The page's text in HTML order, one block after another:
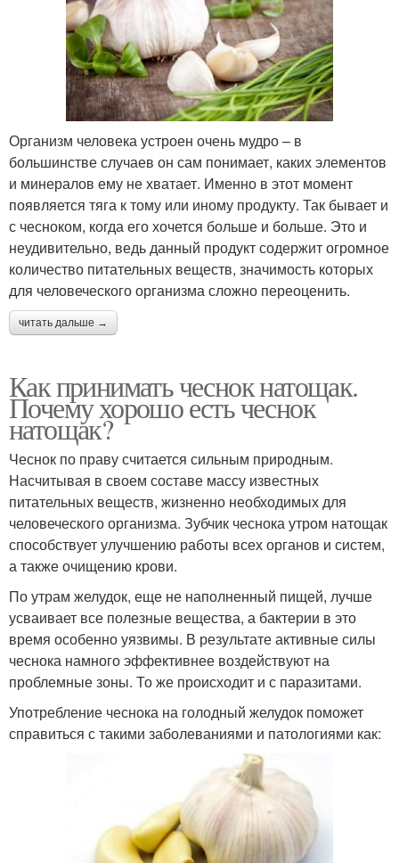
Организм человека устроен очень мудро – в
большинстве случаев он сам понимает, каких элементов
и минералов ему не хватает. Именно в этот момент
появляется тяга к тому или иному продукту. Так бывает и
с чесноком, когда его хочется больше и больше. Это и
неудивительно, ведь данный продукт содержит огромное
количество питательных веществ, значимость которых
для человеческого организма сложно переоценить.
читать дальше →
Как принимать чеснок натощак.
Почему хорошо есть чеснок
натощак?
Чеснок по праву считается сильным природным.
Насчитывая в своем составе массу известных
питательных веществ, жизненно необходимых для
человеческого организма. Зубчик чеснока утром натощак
способствует улучшению работы всех органов и систем,
а также очищению крови.
По утрам желудок, еще не наполненный пищей, лучше
усваивает все полезные вещества, а бактерии в это
время особенно уязвимы. В результате активные силы
чеснока намного эффективнее воздействуют на
проблемные зоны. То же происходит и с паразитами.
Употребление чеснока на голодный желудок поможет
справиться с такими заболеваниями и патологиями как: